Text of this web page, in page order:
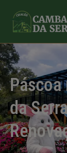
Páscoa
da